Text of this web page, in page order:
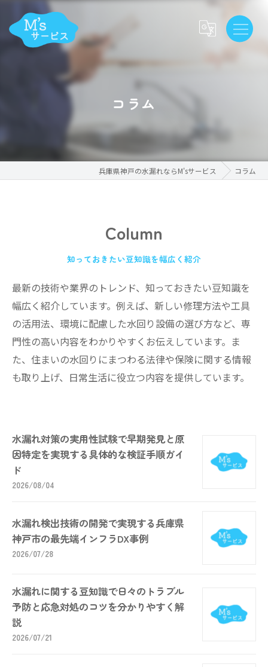
コラム
兵庫県神戸の水漏れならM'sサービス コラム
Column
知っておきたい豆知識を幅広く紹介
最新の技術や業界のトレンド、知っておきたい豆知識を
幅広く紹介しています。例えば、新しい修理方法や工具
の活用法、環境に配慮した水回り設備の選び方など、専
門性の高い内容をわかりやすくお伝えしています。ま
た、住まいの水回りにまつわる法律や保険に関する情報
も取り上げ、日常生活に役立つ内容を提供しています。
水漏れ対策の実用性試験で早期発見と原
因特定を実現する具体的な検証手順ガイ
ド
2026/08/04
水漏れ検出技術の開発で実現する兵庫県
神戸市の最先端インフラDX事例
2026/07/28
水漏れに関する豆知識で日々のトラブル
予防と応急対処のコツを分かりやすく解
説
2026/07/21